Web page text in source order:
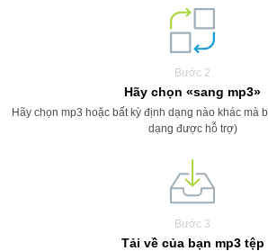
Bước 2
Hãy chọn «sang mp3»
Hãy chọn mp3 hoặc bất kỳ định dạng nào khác mà
dạng được hỗ trợ)
Bước 3
Tải về của bạn mp3 tệp